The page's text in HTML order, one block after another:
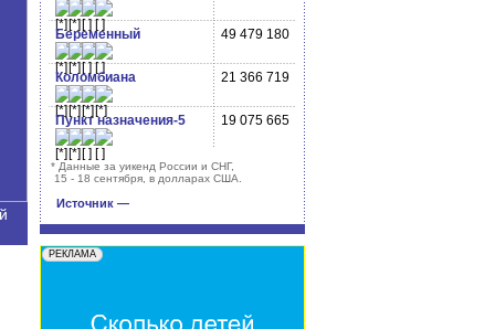
Беременный 49 479 180
Коломбиана 21 366 719
Пункт назначения-5 19 075 665
*Данные за уикенд России и СНГ,
15 - 18 сентября, в долларах США.
Источник —